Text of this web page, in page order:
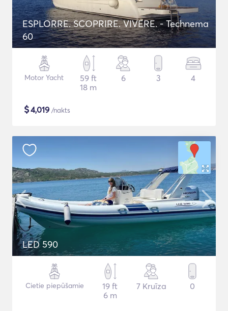
ESPLORRE. SCOPRIRE. VIVERE. - Technema
60
Motor Yacht
59 ft
18 m
6 3 4
$4,019 /nakts
LED 590
Cietie piepūšamie
19 ft
6 m
7 Kruīza 0